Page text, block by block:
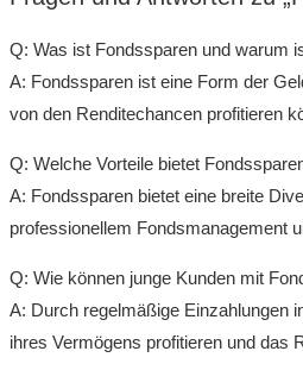
Q: Was ⁤ist Fondssparen und warum
A: Fondssparen ist eine Form der
von den Renditechancen profitieren
Q: Welche Vorteile‍ bietet
A: Fondssparen bietet eine breite
professionellem Fondsmanagement
Q: Wie können junge Kunden mit
A: Durch ​regelmäßige Einzahlungen
ihres Vermögens profitieren und das